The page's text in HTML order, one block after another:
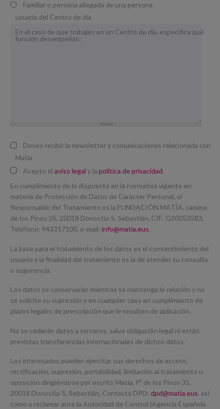
Familiar o persona allegada de una persona
usuaria del Centro de día
En el caso de que trabajes en un Centro de día, especifica qué
función desempeñas:
Deseo recibir la newsletter y comunicaciones relacionada con
Matia
Acepto elaviso legal y lapolítica de privacidad.
En cumplimiento de lo dispuesto en la normativa vigente en
materia de Protección de Datos de Carácter Personal, el
Responsable del Tratamiento es la FUNDACIÓN MATÍA, camino
de los Pinos 35, 20018 Donostia-S. Sebastián, CIF: G20053583,
Teléfono: 943317100, e-mail:info@matia.eus.
La base para el tratamiento de los datos es el consentimiento del
usuario y la finalidad del tratamiento es la de atender su consulta
o sugerencia.
Los datos se conservarán mientras se mantenga le relación y no
se solicite su supresión y en cualquier caso en cumplimiento de
plazos legales de prescripción que le resulten de aplicación.
No se cederán datos a terceros, salvo obligación legal ni están
previstas transferencias internacionales de dichos datos.
Los interesados pueden ejercitar sus derechos de acceso,
rectificación, supresión, portabilidad, limitación al tratamiento u
oposición dirigiéndose por escrito Matia, Pº de los Pinos 35,
20018 Donostia-S. Sebastián, Contacto DPD:dpd@matia.eus. así
como a reclamar ante la Autoridad de Control (Agencia Española